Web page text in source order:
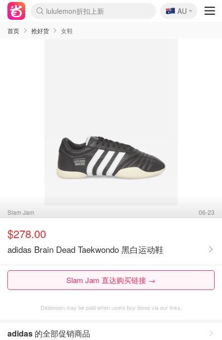
Sasa美妆护肤3.5折
SSENSE年中2.5折
FreshBeauty好价汇总
Cettire降价+叠9折
WWS Coles超市实拍
viagogo二手票捡漏
Myer超级周末
The Outnet奢牌1折起
David Jones 3折起
Flannels大牌1折
Perfumes Club护肤1折
AMIRO面罩$251
Amazon折扣汇总
eToro入金$200送$50
Amazon数码好物
ICONIC本周7.5折
ThedoubleF高奢地板价
Moose Knuckles 6折
丝芙兰5折起
EUFY摄像头$98
Selenichast首饰2折
Trip机票酒店促销
YSL送5件彩妆礼
Amazon家居好物
Amazon美妆护肤
雅漾大喷$8
过敏原检测盒$33
伊索独家赠50ml沐浴露
科颜氏高保湿面霜$29
SEALIFE海洋馆门票6折
丝塔芙大白罐$16
订阅Newsletter送香薰
Cult Beauty 6.8折
Harrods圣诞日历$525
LN-CC奢牌私促3折
d'Alba空姐喷雾$16
EVE LOM套装£56
Bernardelli独家4折
Adore Beauty 6折起
CT圣诞日历
Mytheresa奢品2.7折
Luxury Escapes 9折
Currentbody美容仪$881
MOON Garden Live
Roborock扫地机$649
Tingo Life水杯$24
Valentino官网5折
CR洗护套装$23
修丽可4件套$159
Myer彩妆2件7折
GANNI官网4.5折
Stylevana韩妆4折
Tessabit高奢8.5折
OGX洗发水$11
Amazon阿德莱德次日达
卡诗8.5折+赠礼
Philips Hue灯具8折
🇦🇺
AU
首页 抢好货 女鞋
Slam Jam 06-23
$278.00
adidas Brain Dead Taekwondo 黑白运动鞋
Slam Jam 直达购买链接 →
Dealmoon may be paid when users buy items via our links.
adidas 的全部促销商品